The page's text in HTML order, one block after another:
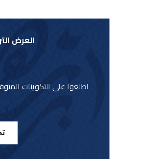
العرض التربوي
اطلعوا على التكوينات